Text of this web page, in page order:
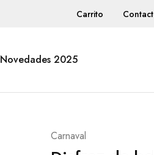
Carrito
Novedades 2025
Carnaval